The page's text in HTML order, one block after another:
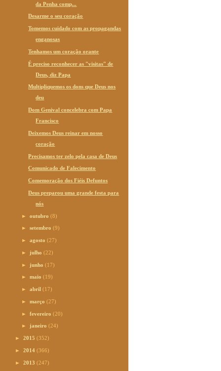
da Penha comp...
Desarme o seu coração
Tomemos cuidado com as propagandas
enganosas
Tenhamos um coração orante
É preciso reconhecer as "visitas" de
Deus, diz Papa
Multipliquemos os dons que Deus nos
deu
Dom Genival concelebra com Papa
Francisco
Deixemos Deus reinar em nosso
coração
Precisamos ter zelo pela casa de Deus
Comunicado de Falecimento
Comemoração dos Fiéis Defuntos
Deus preparou uma grande festa para
nós
►outubro(8)
►setembro(9)
►agosto(27)
► julho(22)
► junho(17)
►maio(19)
►abril(17)
►março(27)
►fevereiro(20)
► janeiro(24)
► 2015 (352)
► 2014 (366)
► 2013 (247)